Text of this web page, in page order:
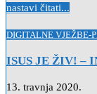
nastavi čitati...
Posted
DIGITALNE VJEŽBE-
ISUS JE ŽIV! –
13. travnja 2020.